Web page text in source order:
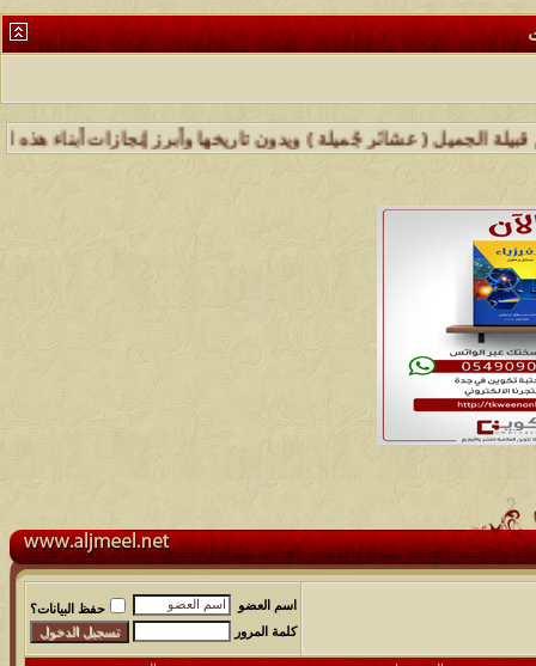
( عشائر جُميلة ) ويدون تاريخها وأبرز إنجازات أبناء هذه
اسم العضو
حفظ البيانات؟
كلمة المرور
آخر مشاركة
آخر رد:محمد الخضيري